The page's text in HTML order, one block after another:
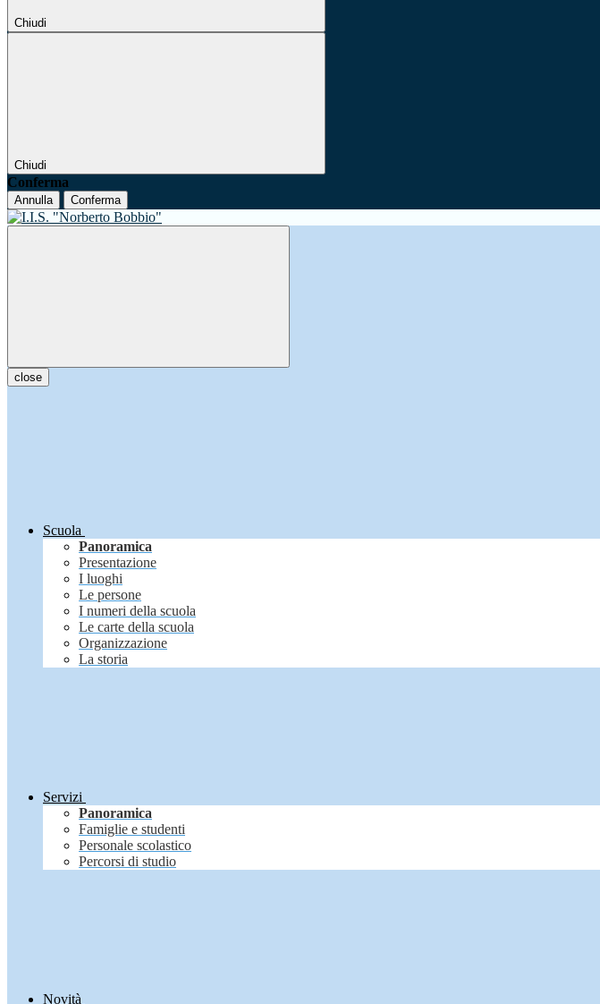
Chiudi
Chiudi
Conferma
Annulla Conferma
close
Scuola
Panoramica
Presentazione
I luoghi
Le persone
I numeri della scuola
Le carte della scuola
Organizzazione
La storia
Servizi
Panoramica
Famiglie e studenti
Personale scolastico
Percorsi di studio
Novità